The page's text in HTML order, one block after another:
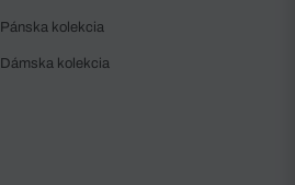
Pánska kolekcia
Dámska kolekcia